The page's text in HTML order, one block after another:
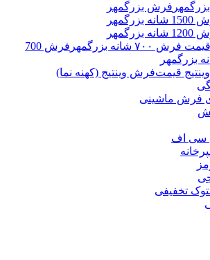
فرش بزرگمهر
بزرگمهر
بزرگمهر
فرش 700
بزرگمهر
فرش وینتیج (کهنه نما)
فرش ماشینی
سی اف
تخفیفی